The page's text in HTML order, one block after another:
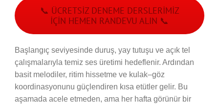
📞 ÜCRETSIZ DENEME DERSLERIMIZ
İÇIN HEMEN RANDEVU ALIN 📞
Başlangıç seviyesinde duruş, yay tutuşu ve açık tel
çalışmalarıyla temiz ses üretimi hedeflenir. Ardından
basit melodiler, ritim hissetme ve kulak–göz
koordinasyonunu güçlendiren kısa etütler gelir. Bu
aşamada acele etmeden, ama her hafta görünür bir